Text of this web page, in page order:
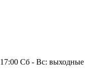
Сб - Вс: выходные